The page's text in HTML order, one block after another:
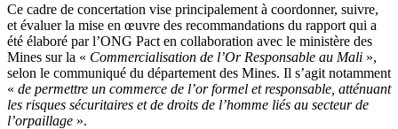
Ce cadre de concertation vise principalement à coordonner, suivre,
et évaluer la mise en œuvre des recommandations du rapport qui a
été élaboré par l’ONG Pact en collaboration avec le ministère des
Mines sur la « Commercialisation de l’Or Responsable au Mali »,
selon le communiqué du département des Mines. Il s’agit notamment
« de permettre un commerce de l’or formel et responsable, atténuant
les risques sécuritaires et de droits de l’homme liés au secteur de
l’orpaillage ».